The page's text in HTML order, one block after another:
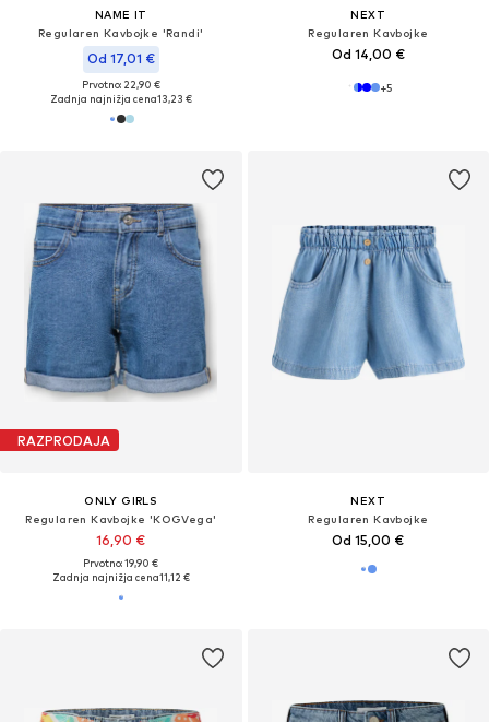
NAME IT
Regularen Kavbojke 'Randi'
Od 17,01 €
Prvotno: 22,90 €
Zadnja najnižja cena13,23 €
NEXT
Regularen Kavbojke
Od 14,00 €
+5
RAZPRODAJA
ONLY GIRLS
Regularen Kavbojke 'KOGVega'
16,90 €
Prvotno: 19,90 €
Zadnja najnižja cena11,12 €
NEXT
Regularen Kavbojke
Od 15,00 €